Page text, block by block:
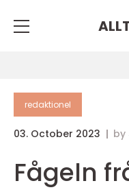
redaktionel
03. October 2023 by
Fågeln